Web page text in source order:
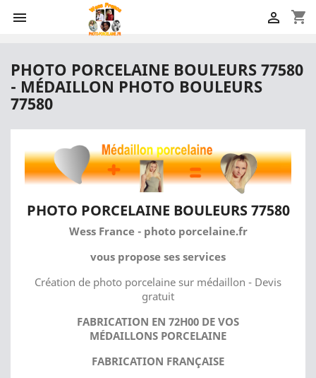
 shopping_cart

PHOTO PORCELAINE BOULEURS 77580
- MÉDAILLON PHOTO BOULEURS
77580
PHOTO PORCELAINE BOULEURS 77580
Wess France - photo porcelaine.fr
vous propose ses services
Création de photo porcelaine sur médaillon - Devis
gratuit
FABRICATION EN 72H00 DE VOS
MÉDAILLONS PORCELAINE
FABRICATION FRANÇAISE